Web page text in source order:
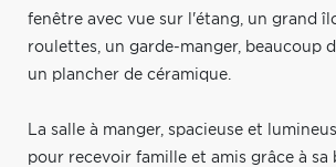
fenêtre avec vue sur l'étang, un grand
roulettes, un garde-manger, beaucoup
un plancher de céramique.
La salle à manger, spacieuse et
pour recevoir famille et amis grâce à sa